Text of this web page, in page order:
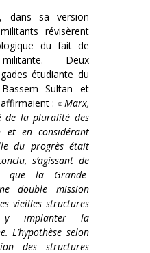
dans sa version
révisèrent
du fait de
Deux
étudiante du
Sultan et
: « Marx,
de la pluralité des
et en considérant
du progrès était
s’agissant de
que la Grande-
double mission
vieilles structures
y implanter la
L’hypothèse selon
des structures